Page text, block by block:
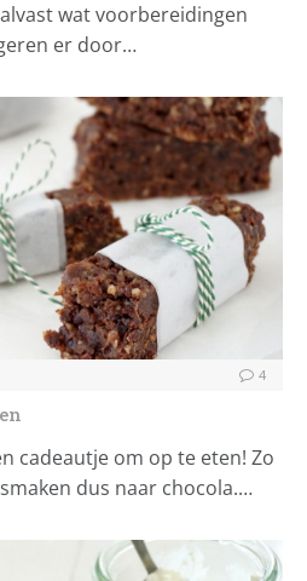
wat voorbereidingen
er door…
4
cadeautje om op te eten! Zo
dus naar chocola.…